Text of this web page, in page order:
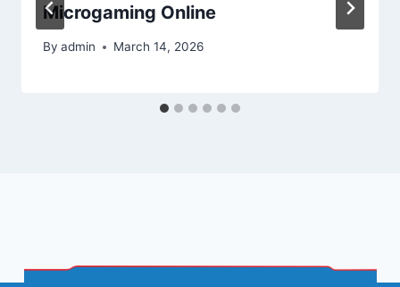
Microgaming Online
By admin March 14, 2026